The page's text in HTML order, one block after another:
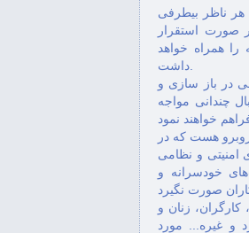
şeh...
ایرانیان
کانادا
کورد لە
هر ناظر بیطرفی
صورت استقرار
همراه‌ خواهد
در باز سازی و
چندانی مواجه‌
هست که‌ در
و نظامی
خودسرانه و
زنان و
و غیره‌... مورد